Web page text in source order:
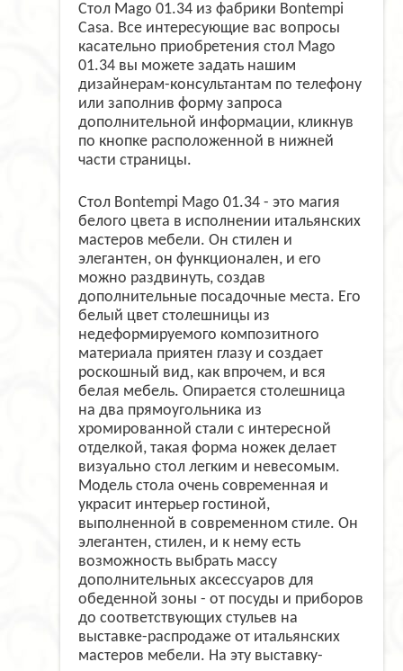
Стол Mago 01.34 из фабрики Bontempi
Casa. Все интересующие вас вопросы
касательно приобретения стол Mago
01.34 вы можете задать нашим
дизайнерам-консультантам по телефону
или заполнив форму запроса
дополнительной информации, кликнув
по кнопке расположенной в нижней
части страницы.
Стол Bontempi Mago 01.34 - это магия
белого цвета в исполнении итальянских
мастеров мебели. Он стилен и
элегантен, он функционален, и его
можно раздвинуть, создав
дополнительные посадочные места. Его
белый цвет столешницы из
недеформируемого композитного
материала приятен глазу и создает
роскошный вид, как впрочем, и вся
белая мебель. Опирается столешница
на два прямоугольника из
хромированной стали с интересной
отделкой, такая форма ножек делает
визуально стол легким и невесомым.
Модель стола очень современная и
украсит интерьер гостиной,
выполненной в современном стиле. Он
элегантен, стилен, и к нему есть
возможность выбрать массу
дополнительных аксессуаров для
обеденной зоны - от посуды и приборов
до соответствующих стульев на
выставке-распродаже от итальянских
мастеров мебели. На эту выставку-